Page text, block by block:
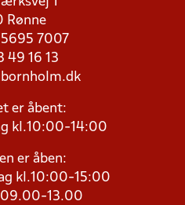
Rønne
5695 7007
49 16 13
er åbent:
kl.10:00-14:00
er åben:
kl.10:00-15:00
09.00-13.00